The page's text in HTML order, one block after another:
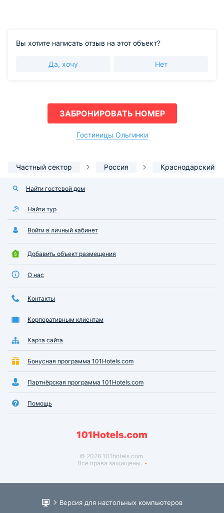
Вы хотите написать отзыв на этот объект?
Да, хочу Нет
ЗАБРОНИРОВАТЬ НОМЕР
Гостиницы Ольгинки
Частный сектор Россия Краснодарский
Найти гостевой дом
Найти тур
Войти в личный кабинет
Добавить объект размещения
О нас
Контакты
Корпоративным клиентам
Карта сайта
Бонусная программа 101Hotels.com
Партнёрская программа 101Hotels.com
Помощь
© 2026 101hotels.com.
Все права защищены.
Версия для настольных компьютеров